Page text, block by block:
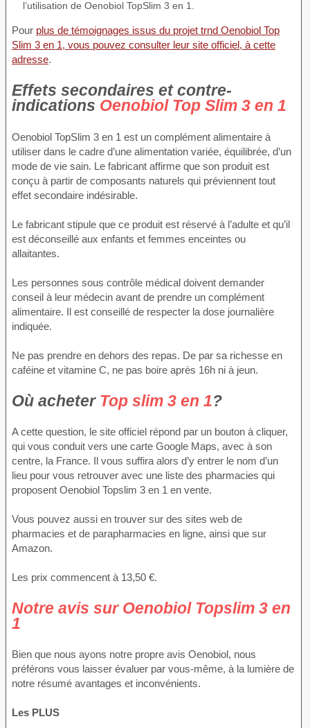
l’utilisation de Oenobiol TopSlim 3 en 1.
Pour plus de témoignages issus du projet trnd Oenobiol Top
Slim 3 en 1, vous pouvez consulter leur site officiel, à cette
adresse.
Effets secondaires et contre-
indications Oenobiol Top Slim 3 en 1
Oenobiol TopSlim 3 en 1 est un complément alimentaire à
utiliser dans le cadre d’une alimentation variée, équilibrée, d’un
mode de vie sain. Le fabricant affirme que son produit est
conçu à partir de composants naturels qui préviennent tout
effet secondaire indésirable.
Le fabricant stipule que ce produit est réservé à l’adulte et qu’il
est déconseillé aux enfants et femmes enceintes ou
allaitantes.
Les personnes sous contrôle médical doivent demander
conseil à leur médecin avant de prendre un complément
alimentaire. Il est conseillé de respecter la dose journalière
indiquée.
Ne pas prendre en dehors des repas. De par sa richesse en
caféine et vitamine C, ne pas boire après 16h ni à jeun.
Où acheter Top slim 3 en 1?
A cette question, le site officiel répond par un bouton à cliquer,
qui vous conduit vers une carte Google Maps, avec à son
centre, la France. Il vous suffira alors d’y entrer le nom d’un
lieu pour vous retrouver avec une liste des pharmacies qui
proposent Oenobiol Topslim 3 en 1 en vente.
Vous pouvez aussi en trouver sur des sites web de
pharmacies et de parapharmacies en ligne, ainsi que sur
Amazon.
Les prix commencent à 13,50 €.
Notre avis sur Oenobiol Topslim 3 en
1
Bien que nous ayons notre propre avis Oenobiol, nous
préférons vous laisser évaluer par vous-même, à la lumière de
notre résumé avantages et inconvénients.
Les PLUS